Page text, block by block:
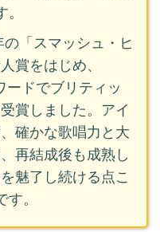
「スマッシュ・ヒ
賞をはじめ、
ドでブリティッ
賞しました。アイ
確かな歌唱力と大
再結成後も成熟し
魅了し続ける点こ
。